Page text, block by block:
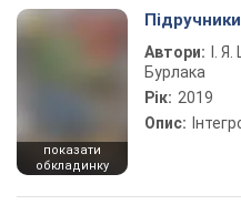
показати
обкладинку
Автори:
І.
Бурлака
Рік: 2019
Опис: